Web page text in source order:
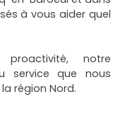
à vous aider quel
proactivité, notre
service que nous
région Nord.